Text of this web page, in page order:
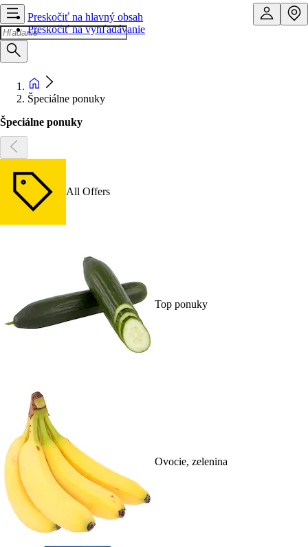
Preskočiť na hlavný obsah
Preskočiť na vyhľadávanie
Špeciálne ponuky
Špeciálne ponuky
All Offers
Top ponuky
Ovocie, zelenina